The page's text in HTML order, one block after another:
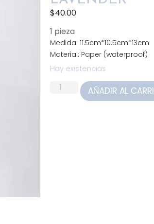
$40.00
1 pieza
Medida: 11.5cm*10.5cm*13cm
Material: Paper (waterproof)
Hay existencias
AÑADIR AL